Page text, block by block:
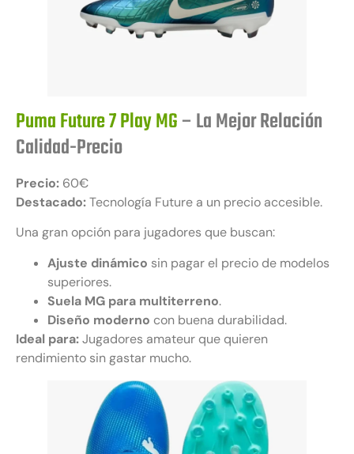
Puma Future 7 Play MG– La Mejor Relación
Calidad-Precio
Precio: 60€
Destacado:Tecnología Future a un precio accesible.
Una gran opción para jugadores que buscan:
Ajuste dinámico sin pagar el precio de modelos
superiores.
Suela MG para multiterreno.
Diseño moderno con buena durabilidad.
Ideal para:Jugadores amateur que quieren
rendimiento sin gastar mucho.